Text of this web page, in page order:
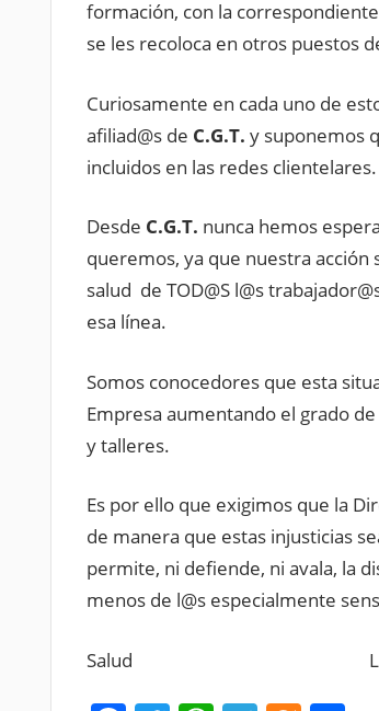
formación, con la
se les recoloca en otros puestos
Curiosamente en cada uno de
afiliad@s de C.G.T. y suponemos
incluidos en las redes clientelares.
Desde C.G.T. nunca hemos
queremos, ya que nuestra acción
salud de TOD@S l@s
esa línea.
Somos conocedores que esta
Empresa aumentando el grado
y talleres.
Es por ello que exigimos que la
de manera que estas injusticias
permite, ni defiende, ni avala, la
menos de l@s especialmente
Salud Landaben a